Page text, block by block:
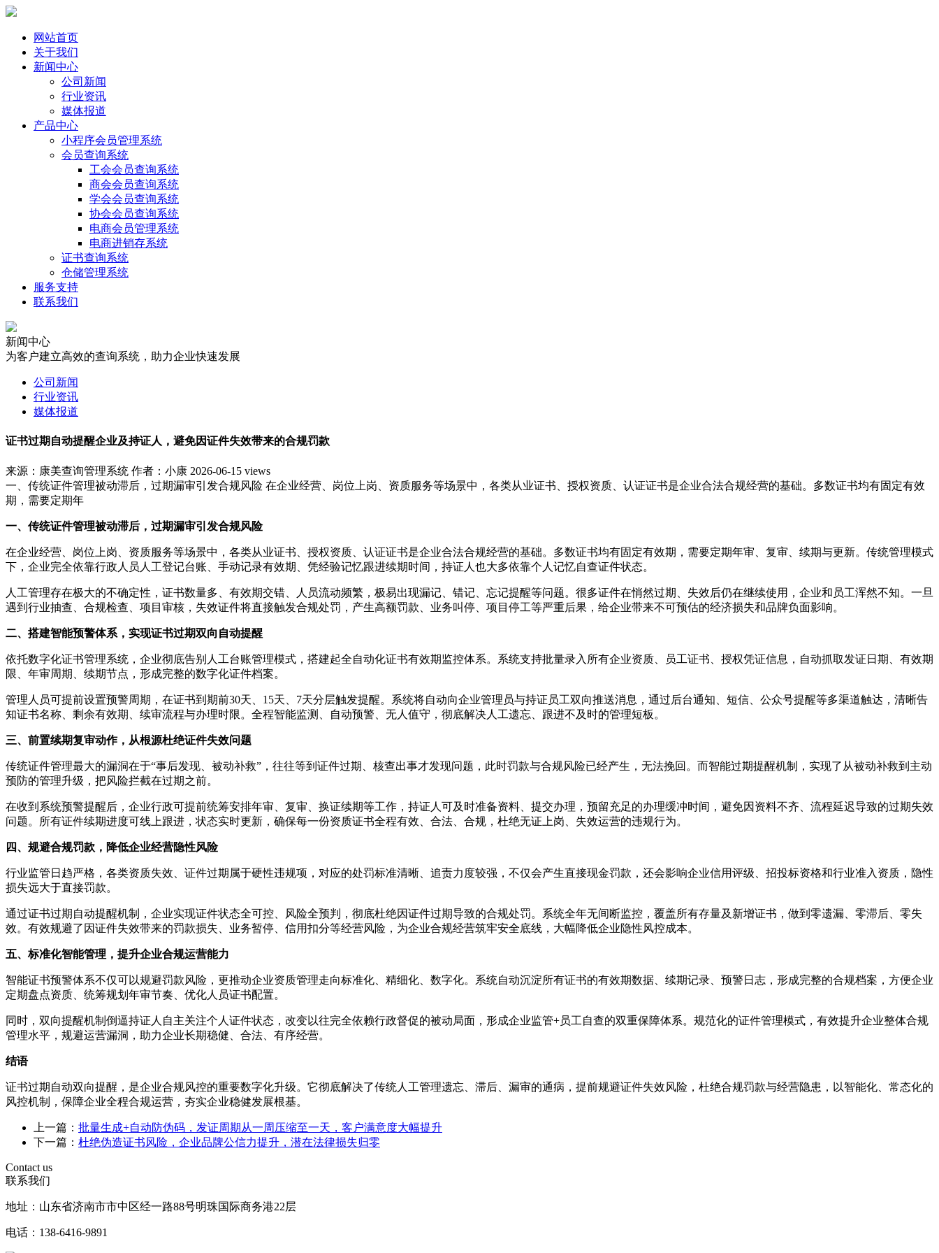
网站首页
关于我们
新闻中心
公司新闻
行业资讯
媒体报道
产品中心
小程序会员管理系统
会员查询系统
工会会员查询系统
商会会员查询系统
学会会员查询系统
协会会员查询系统
电商会员管理系统
电商进销存系统
证书查询系统
仓储管理系统
服务支持
联系我们
新闻中心
为客户建立高效的查询系统，助力企业快速发展
公司新闻
行业资讯
媒体报道
证书过期自动提醒企业及持证人，避免因证件失效带来的合规罚款
来源：康美查询管理系统 作者：小康 2026-06-15 views
一、传统证件管理被动滞后，过期漏审引发合规风险 在企业经营、岗位上岗、资质服务等场景中，各类从业证书、授权资质、认证证书是企业合法合规经营的基础。多数证书均有固定有效
期，需要定期年
一、传统证件管理被动滞后，过期漏审引发合规风险
在企业经营、岗位上岗、资质服务等场景中，各类从业证书、授权资质、认证证书是企业合法合规经营的基础。多数证书均有固定有效期，需要定期年审、复审、续期与更新。传统管理模式
下，企业完全依靠行政人员人工登记台账、手动记录有效期、凭经验记忆跟进续期时间，持证人也大多依靠个人记忆自查证件状态。
人工管理存在极大的不确定性，证书数量多、有效期交错、人员流动频繁，极易出现漏记、错记、忘记提醒等问题。很多证件在悄然过期、失效后仍在继续使用，企业和员工浑然不知。一旦
遇到行业抽查、合规检查、项目审核，失效证件将直接触发合规处罚，产生高额罚款、业务叫停、项目停工等严重后果，给企业带来不可预估的经济损失和品牌负面影响。
二、搭建智能预警体系，实现证书过期双向自动提醒
依托数字化证书管理系统，企业彻底告别人工台账管理模式，搭建起全自动化证书有效期监控体系。系统支持批量录入所有企业资质、员工证书、授权凭证信息，自动抓取发证日期、有效期
限、年审周期、续期节点，形成完整的数字化证件档案。
管理人员可提前设置预警周期，在证书到期前30天、15天、7天分层触发提醒。系统将自动向企业管理员与持证员工双向推送消息，通过后台通知、短信、公众号提醒等多渠道触达，清晰告
知证书名称、剩余有效期、续审流程与办理时限。全程智能监测、自动预警、无人值守，彻底解决人工遗忘、跟进不及时的管理短板。
三、前置续期复审动作，从根源杜绝证件失效问题
传统证件管理最大的漏洞在于“事后发现、被动补救”，往往等到证件过期、核查出事才发现问题，此时罚款与合规风险已经产生，无法挽回。而智能过期提醒机制，实现了从被动补救到主动
预防的管理升级，把风险拦截在过期之前。
在收到系统预警提醒后，企业行政可提前统筹安排年审、复审、换证续期等工作，持证人可及时准备资料、提交办理，预留充足的办理缓冲时间，避免因资料不齐、流程延迟导致的过期失效
问题。所有证件续期进度可线上跟进，状态实时更新，确保每一份资质证书全程有效、合法、合规，杜绝无证上岗、失效运营的违规行为。
四、规避合规罚款，降低企业经营隐性风险
行业监管日趋严格，各类资质失效、证件过期属于硬性违规项，对应的处罚标准清晰、追责力度较强，不仅会产生直接现金罚款，还会影响企业信用评级、招投标资格和行业准入资质，隐性
损失远大于直接罚款。
通过证书过期自动提醒机制，企业实现证件状态全可控、风险全预判，彻底杜绝因证件过期导致的合规处罚。系统全年无间断监控，覆盖所有存量及新增证书，做到零遗漏、零滞后、零失
效。有效规避了因证件失效带来的罚款损失、业务暂停、信用扣分等经营风险，为企业合规经营筑牢安全底线，大幅降低企业隐性风控成本。
五、标准化智能管理，提升企业合规运营能力
智能证书预警体系不仅可以规避罚款风险，更推动企业资质管理走向标准化、精细化、数字化。系统自动沉淀所有证书的有效期数据、续期记录、预警日志，形成完整的合规档案，方便企业
定期盘点资质、统筹规划年审节奏、优化人员证书配置。
同时，双向提醒机制倒逼持证人自主关注个人证件状态，改变以往完全依赖行政督促的被动局面，形成企业监管+员工自查的双重保障体系。规范化的证件管理模式，有效提升企业整体合规
管理水平，规避运营漏洞，助力企业长期稳健、合法、有序经营。
结语
证书过期自动双向提醒，是企业合规风控的重要数字化升级。它彻底解决了传统人工管理遗忘、滞后、漏审的通病，提前规避证件失效风险，杜绝合规罚款与经营隐患，以智能化、常态化的
风控机制，保障企业全程合规运营，夯实企业稳健发展根基。
上一篇： 批量生成+自动防伪码，发证周期从一周压缩至一天，客户满意度大幅提升
下一篇： 杜绝伪造证书风险，企业品牌公信力提升，潜在法律损失归零
Contact us
联系我们
地址：山东省济南市市中区经一路88号明珠国际商务港22层
电话：138-6416-9891